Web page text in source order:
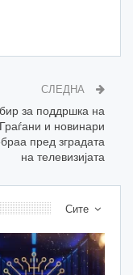
СЛЕДНА
за поддршка на
и новинари
пред зградата
на телевизијата
Сите